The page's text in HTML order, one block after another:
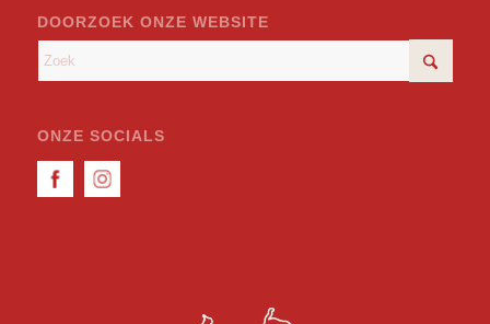
DOORZOEK ONZE WEBSITE
ONZE SOCIALS